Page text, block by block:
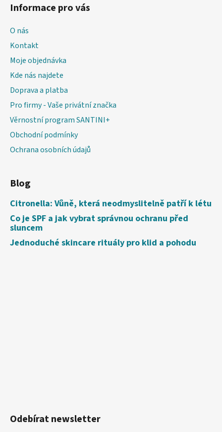
Informace pro vás
O nás
Kontakt
Moje objednávka
Kde nás najdete
Doprava a platba
Pro firmy - Vaše privátní značka
Věrnostní program SANTINI+
Obchodní podmínky
Ochrana osobních údajů
Blog
Citronella: Vůně, která neodmyslitelně patří k létu
Co je SPF a jak vybrat správnou ochranu před
sluncem
Jednoduché skincare rituály pro klid a pohodu
Odebírat newsletter